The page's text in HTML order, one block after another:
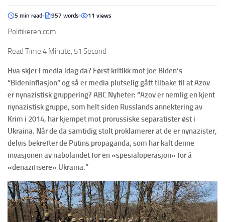
5 min read 957 words 11 views
Politikeren.com:
Read Time:4 Minute, 51 Second
Hva skjer i media idag da? Først kritikk mot Joe Biden’s
“Bideninflasjon” og så er media plutselig gått tilbake til at Azov
er nynazistisk gruppering? ABC Nyheter: “Azov er nemlig en kjent
nynazistisk gruppe, som helt siden Russlands annektering av
Krim i 2014, har kjempet mot prorussiske separatister øst i
Ukraina. Når de da samtidig stolt proklamerer at de er nynazister,
delvis bekrefter de Putins propaganda, som har kalt denne
invasjonen av nabolandet for en «spesialoperasjon» for å
«denazifisere» Ukraina.”